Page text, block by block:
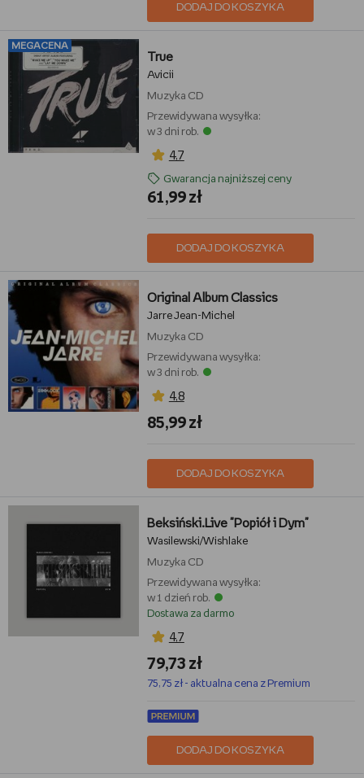
DODAJ DO KOSZYKA
MEGACENA
True
Avicii
Muzyka CD
Przewidywana wysyłka:
w 3 dni rob.
4,7
Gwarancja najniższej ceny
61,99 zł
DODAJ DO KOSZYKA
Original Album Classics
Jarre Jean-Michel
Muzyka CD
Przewidywana wysyłka:
w 3 dni rob.
4,8
85,99 zł
DODAJ DO KOSZYKA
Beksiński.Live "Popiół i Dym"
Wasilewski/Wishlake
Muzyka CD
Przewidywana wysyłka:
w 1 dzień rob.
Dostawa za darmo
4,7
79,73 zł
75,75 zł - aktualna cena z Premium
DODAJ DO KOSZYKA